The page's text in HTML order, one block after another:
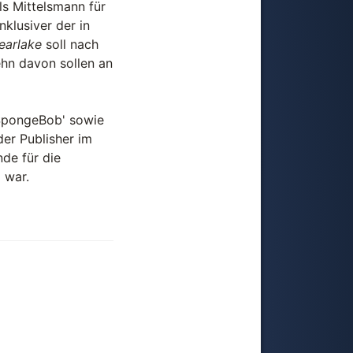
Mittelsmann für
der in
soll nach
davon sollen an
sowie
Publisher im
für die